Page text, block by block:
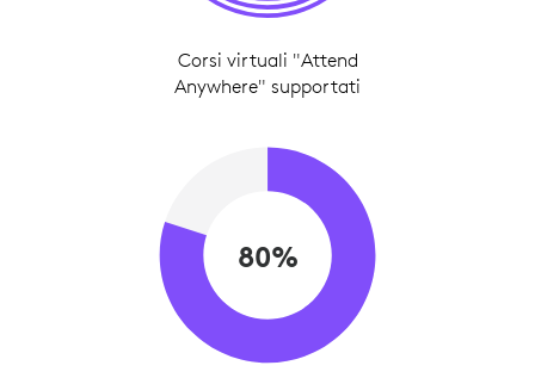
Corsi virtuali "Attend
Anywhere" supportati
80%